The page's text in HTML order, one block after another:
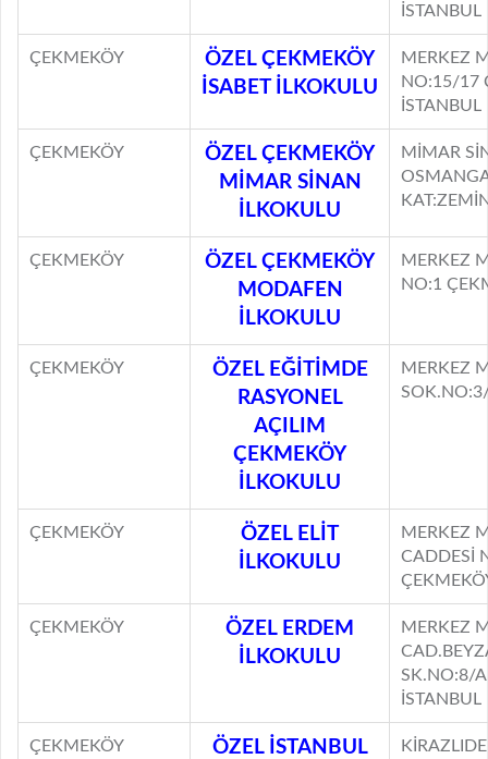
İSTANBUL
ÇEKMEKÖY
ÖZEL ÇEKMEKÖY
İSABET İLKOKULU
MERKEZ
NO:15/17
İSTANBUL
ÇEKMEKÖY
ÖZEL ÇEKMEKÖY
MİMAR SİNAN
İLKOKULU
MİMAR
ÇEKMEKÖY
ÖZEL ÇEKMEKÖY
MODAFEN
İLKOKULU
MERKEZ
NO:1
ÇEKMEKÖY
ÖZEL EĞİTİMDE
RASYONEL
AÇILIM
ÇEKMEKÖY
İLKOKULU
MERKEZ
ÇEKMEKÖY
ÖZEL ELİT
İLKOKULU
MERKEZ
CADDESİ
ÇEKMEKÖY
ÖZEL ERDEM
İLKOKULU
MERKEZ
SK.NO:8/
İSTANBUL
ÇEKMEKÖY
ÖZEL İSTANBUL